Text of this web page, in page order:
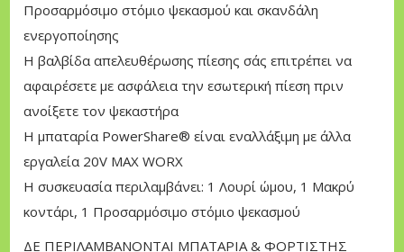
ρ
α
ς
l
π
ο
σ
Προσαρμόσιμο στόμιο ψεκασμού και σκανδάλη
ενεργοποίησης
Η βαλβίδα απελευθέρωσης πίεσης σάς επιτρέπει να
αφαιρέσετε με ασφάλεια την εσωτερική πίεση πριν
ανοίξετε τον ψεκαστήρα
Η μπαταρία PowerShare® είναι εναλλάξιμη με άλλα
εργαλεία 20V MAX WORX
Η συσκευασία περιλαμβάνει: 1 Λουρί ώμου, 1 Μακρύ
κοντάρι, 1 Προσαρμόσιμο στόμιο ψεκασμού
ΔΕ ΠΕΡΙΛΑΜΒΑΝΟΝΤΑΙ ΜΠΑΤΑΡΙΑ & ΦΟΡΤΙΣΤΗΣ